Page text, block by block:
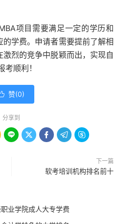
项目需要满足一定的学历和
学费。申请者需要提前了解相
烈的竞争中脱颖而出，实现自
顺利！
赞(0)
分享到
    
下一篇
软考培训机构排名前十
业学院成人大专学费